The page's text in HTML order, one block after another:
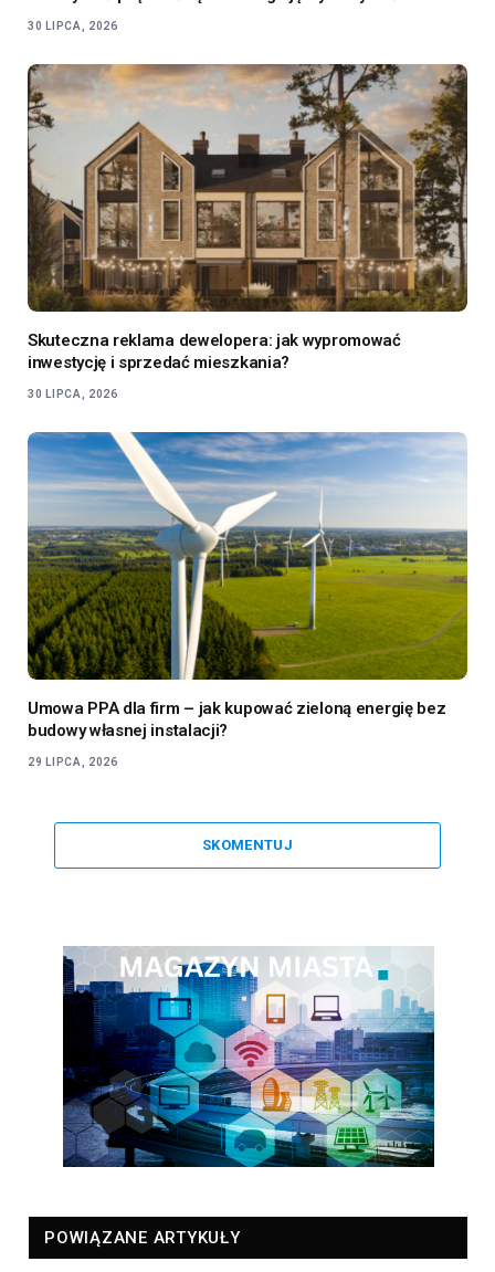
30 LIPCA, 2026
Skuteczna reklama dewelopera: jak wypromować
inwestycję i sprzedać mieszkania?
30 LIPCA, 2026
Umowa PPA dla firm – jak kupować zieloną energię bez
budowy własnej instalacji?
29 LIPCA, 2026
SKOMENTUJ
POWIĄZANE ARTYKUŁY